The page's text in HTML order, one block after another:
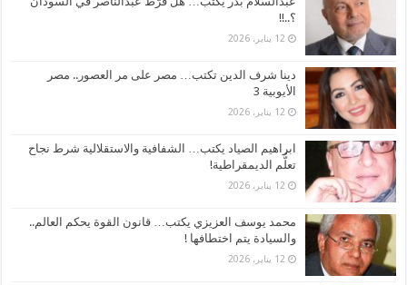
؟..!!
12 يناير، 2026
دينا شرف الدين تكتب… مصر على مر العصور.. مصر
الأيوبية 3
12 يناير، 2026
ابراهيم الصياد يكتب… الشفافية والاستقلالية شرط نجاح
تعلُّم الديمقراطية!
12 يناير، 2026
محمد يوسف العزيزي يكتب… قانون القوة يحكم العالم..
والسيادة يتم اختطافها !
12 يناير، 2026